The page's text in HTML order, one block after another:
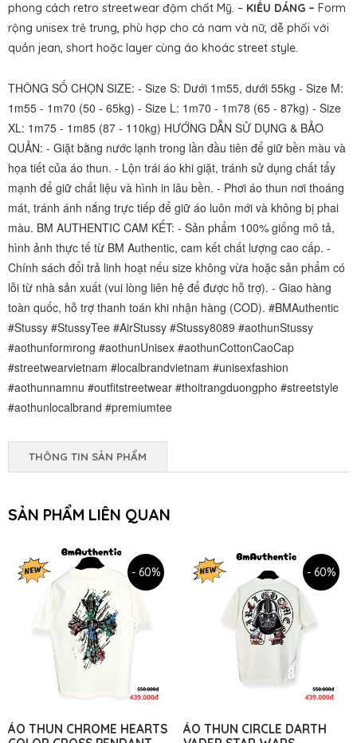
phong cách retro streetwear đậm chất Mỹ. – KIỂU DÁNG – Form
rộng unisex trẻ trung, phù hợp cho cả nam và nữ, dễ phối với
quần jean, short hoặc layer cùng áo khoác street style.
THÔNG SỐ CHỌN SIZE: - Size S: Dưới 1m55, dưới 55kg - Size M:
1m55 - 1m70 (50 - 65kg) - Size L: 1m70 - 1m78 (65 - 87kg) - Size
XL: 1m75 - 1m85 (87 - 110kg) HƯỚNG DẪN SỬ DỤNG & BẢO
QUẢN: - Giặt bằng nước lạnh trong lần đầu tiên để giữ bền màu và
họa tiết của áo thun. - Lộn trái áo khi giặt, tránh sử dụng chất tẩy
mạnh để giữ chất liệu và hình in lâu bền. - Phơi áo thun nơi thoáng
mát, tránh ánh nắng trực tiếp để giữ áo luôn mới và không bị phai
màu. BM AUTHENTIC CAM KẾT: - Sản phẩm 100% giống mô tả,
hình ảnh thực tế từ BM Authentic, cam kết chất lượng cao cấp. -
Chính sách đổi trả linh hoạt nếu size không vừa hoặc sản phẩm có
lỗi từ nhà sản xuất (vui lòng liên hệ để được hỗ trợ). - Giao hàng
toàn quốc, hỗ trợ thanh toán khi nhận hàng (COD). #BMAuthentic
#Stussy #StussyTee #AirStussy #Stussy8089 #aothunStussy
#aothunformrong #aothunUnisex #aothunCottonCaoCap
#streetwearvietnam #localbrandvietnam #unisexfashion
#aothunnamnu #outfitstreetwear #thoitrangduongpho #streetstyle
#aothunlocalbrand #premiumtee
THÔNG TIN SẢN PHẨM
SẢN PHẨM LIÊN QUAN
- 60%
ÁO THUN CHROME HEARTS
- 60%
ÁO THUN CIRCLE DARTH